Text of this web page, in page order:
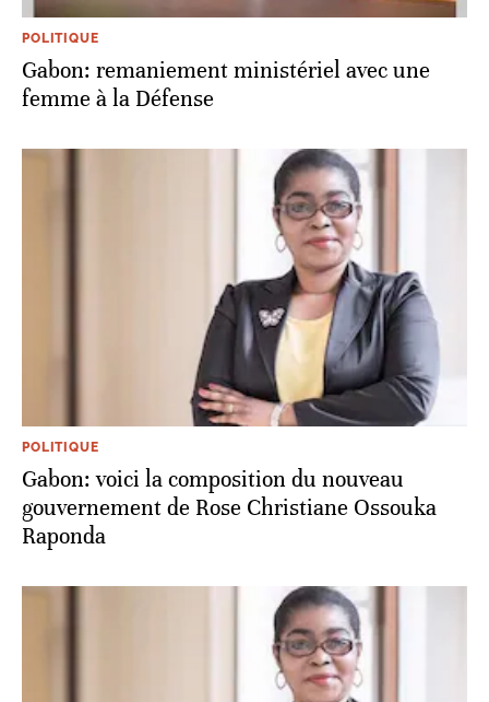
POLITIQUE
Gabon: remaniement ministériel avec une
femme à la Défense
POLITIQUE
Gabon: voici la composition du nouveau
gouvernement de Rose Christiane Ossouka
Raponda